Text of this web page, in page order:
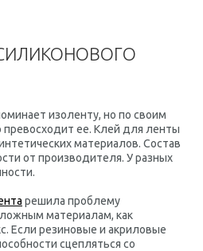
изоленту, но по своим
превосходит ее. Клей для ленты
материалов. Состав
от производителя. У разных
решила проблему
материалам, как
Если резиновые и акриловые
сцепляться со